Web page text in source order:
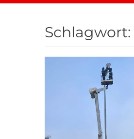
Schlagwort: